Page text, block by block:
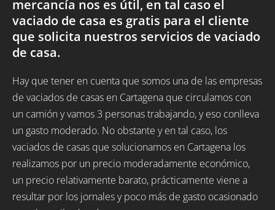
mercancía nos es útil, en tal caso el
vaciado de casa es gratis para el cliente
que solicita nuestros servicios de vaciado
de casa.
Hay que tener en cuenta que somos una de las empresas
de vaciados de casas en Cartagena que circulamos con
un camión y vamos 3 personas trabajando, y eso conlleva
un gasto moderado. No obstante y en tal caso, los
vaciados de casas que solucionamos en Cartagena los
realizamos por un precio moderadamente económico,
un precio relativamente barato, prácticamente viene a
resultar por los jornales y poco más de gasto ocasionado